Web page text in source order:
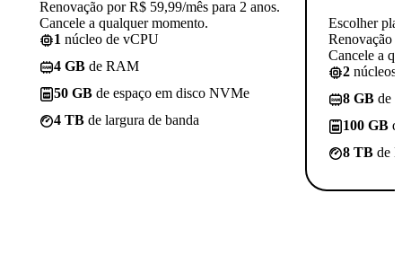
Renovação por R$ 59,99/mês para 2 anos.
Cancele a qualquer momento.
1 núcleo de vCPU
4 GB de RAM
50 GB de espaço em disco NVMe
4 TB de largura de banda
Escolher
Renovação
Cancele a
2 núcleos
8 GB de
100 GB
8 TB de